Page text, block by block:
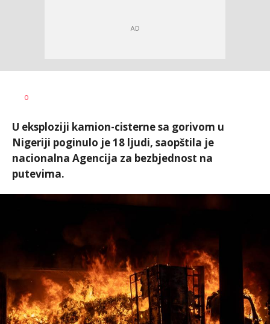
AUTOR
0
U eksploziji kamion-cisterne sa gorivom u
Nigeriji poginulo je 18 ljudi, saopštila je
nacionalna Agencija za bezbjednost na
putevima.